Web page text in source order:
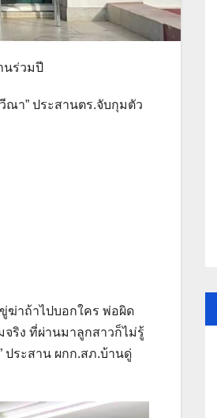
นร่วมปี
ณา” ประสานตร.จับกุมตัว
ฆ่าถ้าไปบอกใคร พ่อผิด
จริง ที่ผ่านมาลูกสาวก็ไม่รู้
ประสาน ผกก.สภ.บ้านดู่